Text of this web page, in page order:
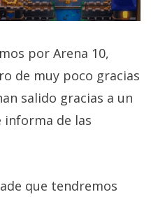
por Arena 10,
de muy poco gracias
salido gracias a un
informa de las
que tendremos